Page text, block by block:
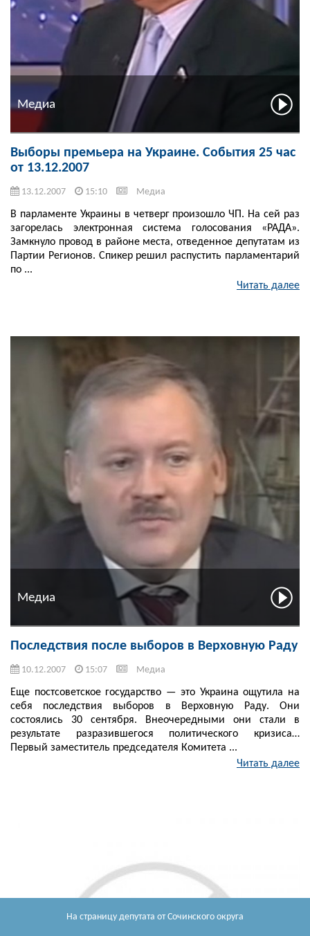
На страницу депутата от Сочинского округа
Медиа
Выборы премьера на Украине. События 25 час
от 13.12.2007
13.12.2007 15:10 Медиа
В парламенте Украины в четверг произошло ЧП. На сей раз
загорелась электронная система голосования «РАДА».
Замкнуло провод в районе места, отведенное депутатам из
Партии Регионов. Спикер решил распустить парламентарий
по ...
Читать далее
Медиа
Последствия после выборов в Верховную Раду
10.12.2007 15:07 Медиа
Еще постсоветское государство — это Украина ощутила на
себя последствия выборов в Верховную Раду. Они
состоялись 30 сентября. Внеочередными они стали в
результате разразившегося политического кризиса…
Первый заместитель председателя Комитета ...
Читать далее